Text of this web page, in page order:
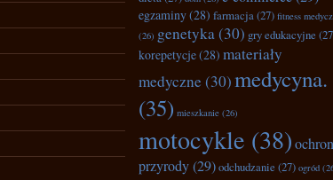
egzaminy(28) farmacja(27) fitness
(26) genetyka(30) gry edukacyjne
korepetycje(28) materiały
medyczne (30)medycyna.
(35) mieszkanie (26)
motocykle (38)
przyrody(29)odchudzanie (27) ogród